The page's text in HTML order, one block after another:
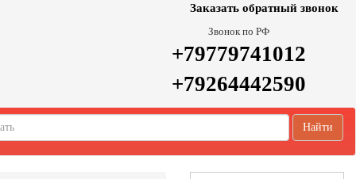
Заказать обратный звонок
Звонок по РФ
+79779741012
+79264442590
Найти